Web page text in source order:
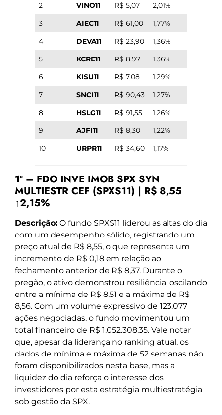
2
VINO11 R$ 5,07
2,01%
3
AIEC11 R$ 61,00
1,77%
4
DEVA11 R$ 23,90
1,36%
5
KCRE11 R$ 8,97
1,36%
6
KISU11 R$ 7,08
1,29%
7
SNCI11 R$ 90,43
1,27%
8
HSLG11 R$ 91,55
1,26%
9
AJFI11 R$ 8,30
1,22%
10
URPR11 R$ 34,60 1,17%
1º – FDO INVE IMOB SPX SYN
MULTIESTR CEF (SPXS11) | R$ 8,55
↑2,15%
Descrição: O fundo SPXS11 liderou as altas do dia
com um desempenho sólido, registrando um
preço atual de R$ 8,55, o que representa um
incremento de R$ 0,18 em relação ao
fechamento anterior de R$ 8,37. Durante o
pregão, o ativo demonstrou resiliência, oscilando
entre a mínima de R$ 8,51 e a máxima de R$
8,56. Com um volume expressivo de 123.077
ações negociadas, o fundo movimentou um
total financeiro de R$ 1.052.308,35. Vale notar
que, apesar da liderança no ranking atual, os
dados de mínima e máxima de 52 semanas não
foram disponibilizados nesta base, mas a
liquidez do dia reforça o interesse dos
investidores por esta estratégia multiestratégia
sob gestão da SPX.